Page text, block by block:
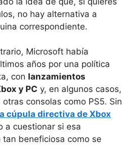
no hay alternativa a
correspondiente.
Microsoft había
años por una política
con lanzamientos
y PC y, en algunos casos,
consolas como PS5. Sin
cúpula directiva de Xbox
a cuestionar si esa
beneficiosa como se